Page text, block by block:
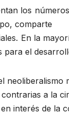
los
comparte
En la
el
a la
interés de la